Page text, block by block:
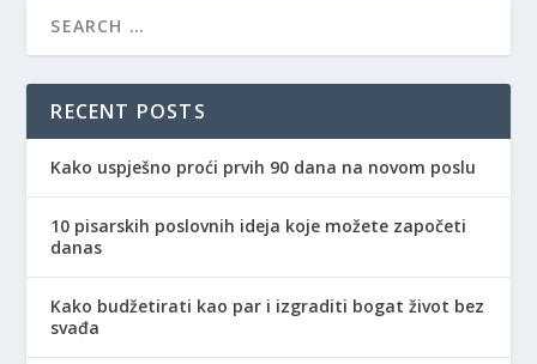
RECENT POSTS
Kako uspješno proći prvih 90 dana na novom poslu
10 pisarskih poslovnih ideja koje možete započeti
danas
Kako budžetirati kao par i izgraditi bogat život bez
svađa